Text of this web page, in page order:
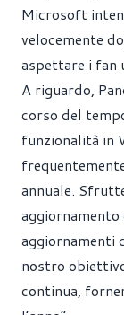
Microsoft
velocemente
aspettare i fan
A riguardo,
corso del
funzionalità in
annuale.
aggiornamenti
nostro
continua,